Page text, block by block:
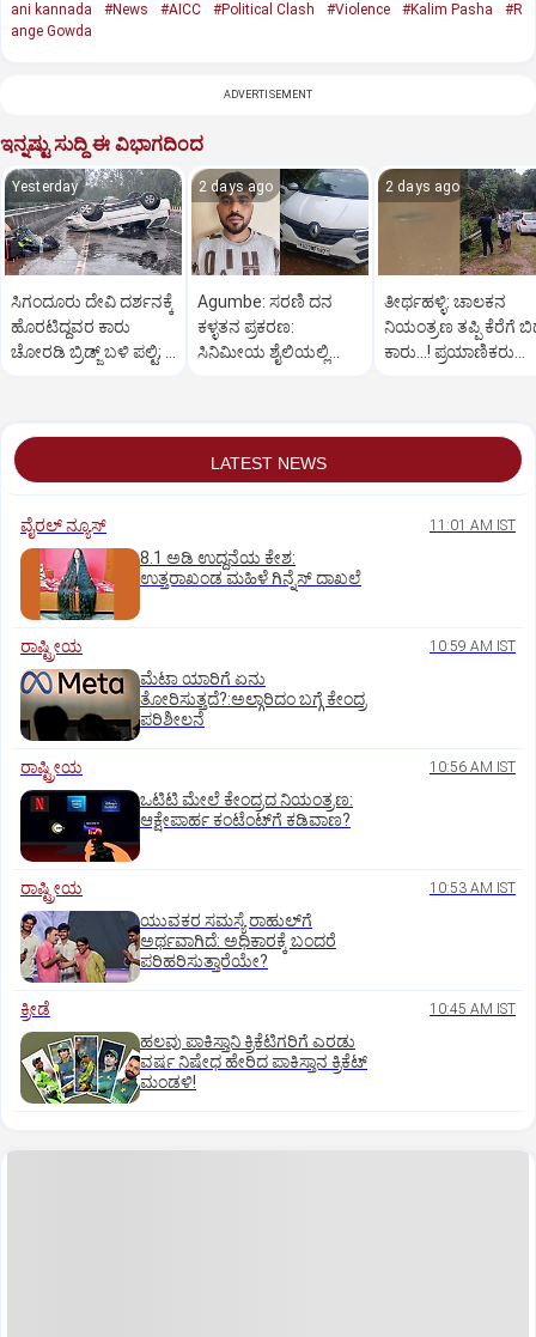
ani kannada
#News #AICC #Political Clash #Violence #Kalim Pasha
#R
ange Gowda
ADVERTISEMENT
ಇನ್ನಷ್ಟು ಸುದ್ದಿ ಈ ವಿಭಾಗದಿಂದ
Yesterday
ಸಿಗಂದೂರು ದೇವಿ ದರ್ಶನಕ್ಕೆ
ಹೊರಟಿದ್ದವರ ಕಾರು
ಚೋರಡಿ ಬ್ರಿಡ್ಜ್ ಬಳಿ ಪಲ್ಟಿ; 6
2 days ago
Agumbe: ಸರಣಿ ದನ
ಕಳ್ಳತನ ಪ್ರಕರಣ:
ಸಿನಿಮೀಯ ಶೈಲಿಯಲ್ಲಿ
2 days ago
ತೀರ್ಥಹಳ್ಳಿ: ಚಾಲಕನ
ನಿಯಂತ್ರಣ ತಪ್ಪಿ ಕೆರೆಗೆ
ಕಾರು...! ಪ್ರಯಾಣಿಕರು
LATEST NEWS
ವೈರಲ್ ನ್ಯೂಸ್ 11:01 AM IST
8.1 ಅಡಿ ಉದ್ದನೆಯ ಕೇಶ:
ಉತ್ತರಾಖಂಡ ಮಹಿಳೆ ಗಿನ್ನೆಸ್‌ ದಾಖಲೆ
ರಾಷ್ಟ್ರೀಯ 10:59 AM IST
ಮೆಟಾ ಯಾರಿಗೆ ಏನು
ತೋರಿಸುತ್ತದೆ?:ಅಲ್ಗಾರಿದಂ ಬಗ್ಗೆ ಕೇಂದ್ರ
ಪರಿಶೀಲನೆ
ರಾಷ್ಟ್ರೀಯ 10:56 AM IST
ಒಟಿಟಿ ಮೇಲೆ ಕೇಂದ್ರದ ನಿಯಂತ್ರಣ:
ಆಕ್ಷೇಪಾರ್ಹ ಕಂಟೆಂಟ್‌ಗೆ ಕಡಿವಾಣ?
ರಾಷ್ಟ್ರೀಯ 10:53 AM IST
ಯುವಕರ ಸಮಸ್ಯೆ ರಾಹುಲ್‌ಗೆ
ಅರ್ಥವಾಗಿದೆ: ಅಧಿಕಾರಕ್ಕೆ ಬಂದರೆ
ಪರಿಹರಿಸುತ್ತಾರೆಯೇ?
ಕ್ರೀಡೆ 10:45 AM IST
ಹಲವು ಪಾಕಿಸ್ತಾನಿ ಕ್ರಿಕೆಟಿಗರಿಗೆ ಎರಡು
ವರ್ಷ ನಿಷೇಧ ಹೇರಿದ ಪಾಕಿಸ್ತಾನ ಕ್ರಿಕೆಟ್‌
ಮಂಡಳಿ!